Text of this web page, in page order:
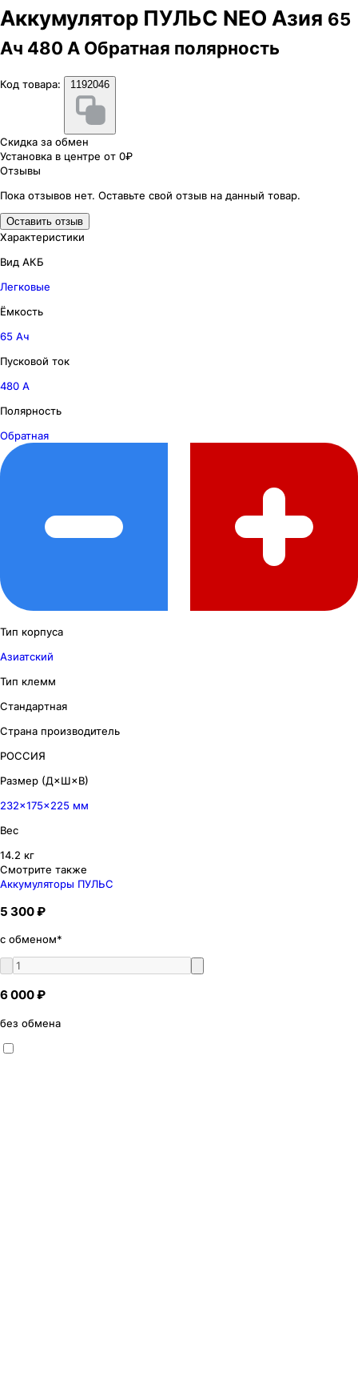
Аккумулятор ПУЛЬС NEO Азия 65
Ач 480 А Обратная полярность
Код товара: 1192046
Скидка за обмен
Установка в центре от 0₽
Отзывы
Пока отзывов нет. Оставьте свой отзыв на данный товар.
Оставить отзыв
Характеристики
Вид АКБ
Легковые
Ёмкость
65 Ач
Пусковой ток
480 А
Полярность
Обратная
Тип корпуса
Азиатский
Тип клемм
Стандартная
Страна производитель
РОССИЯ
Размер (Д×Ш×В)
232×175×225 мм
Вес
14.2 кг
Смотрите также
Аккумуляторы ПУЛЬС
5 300 ₽
с обменом*
6 000 ₽
без обмена